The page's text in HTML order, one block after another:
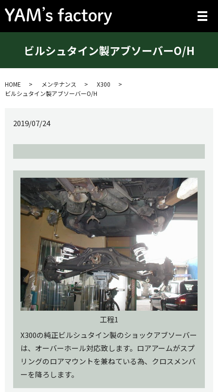
メ
ビルシュタイン製アブソーバーO/H
HOME メンテナンス
X300
ビルシュタイン製アブソーバーO/H
2019/07/24
工程1
X300の純正ビルシュタイン製のショックアブソーバー
は、オーバーホール対応致します。ロアアームがスプ
リングのロアマウントを兼ねている為、クロスメンバ
ーを降ろします。